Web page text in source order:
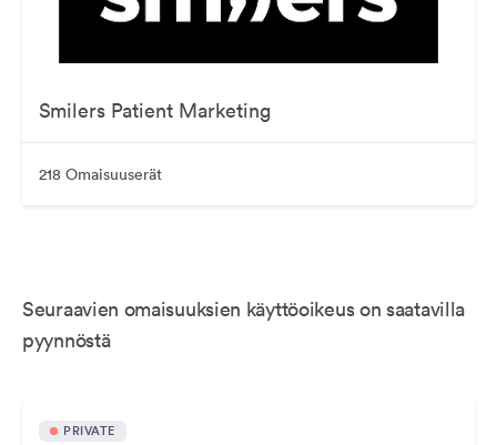
Smilers Patient Marketing
218 Omaisuuserät
Seuraavien omaisuuksien käyttöoikeus on saatavilla
pyynnöstä
PRIVATE